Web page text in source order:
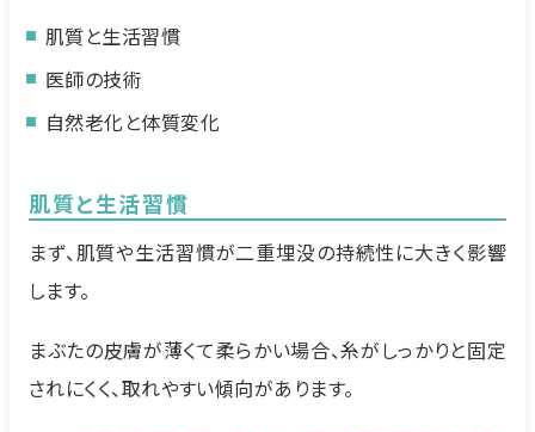
肌質と生活習慣
医師の技術
自然老化と体質変化
肌質と生活習慣
まず、肌質や生活習慣が二重埋没の持続性に大きく影響
します。
まぶたの皮膚が薄くて柔らかい場合、糸がしっかりと固定
されにくく、取れやすい傾向があります。